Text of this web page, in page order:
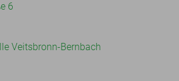
6
Veitsbronn-Bernbach